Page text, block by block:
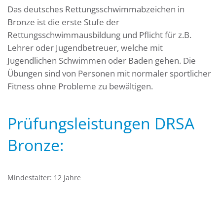
Das deutsches Rettungsschwimmabzeichen in
Bronze ist die erste Stufe der
Rettungsschwimmausbildung und Pflicht für z.B.
Lehrer oder Jugendbetreuer, welche mit
Jugendlichen Schwimmen oder Baden gehen. Die
Übungen sind von Personen mit normaler sportlicher
Fitness ohne Probleme zu bewältigen.
Prüfungsleistungen DRSA
Bronze:
Mindestalter: 12 Jahre